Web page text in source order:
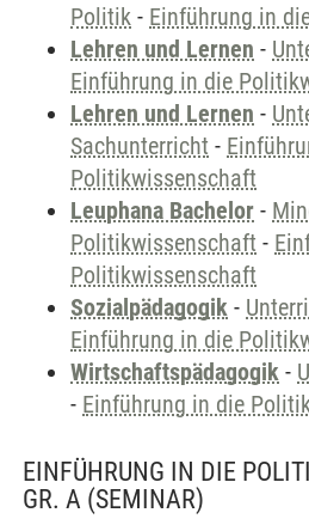
Politik - Einführung in
Lehren und Lernen -
Einführung in die
Lehren und Lernen -
Sachunterricht -
Politikwissenschaft
Leuphana Bachelor -
Politikwissenschaft -
Politikwissenschaft
Sozialpädagogik -
Einführung in die
Wirtschaftspädagogik -
- Einführung in die
EINFÜHRUNG IN DIE
GR. A (SEMINAR)